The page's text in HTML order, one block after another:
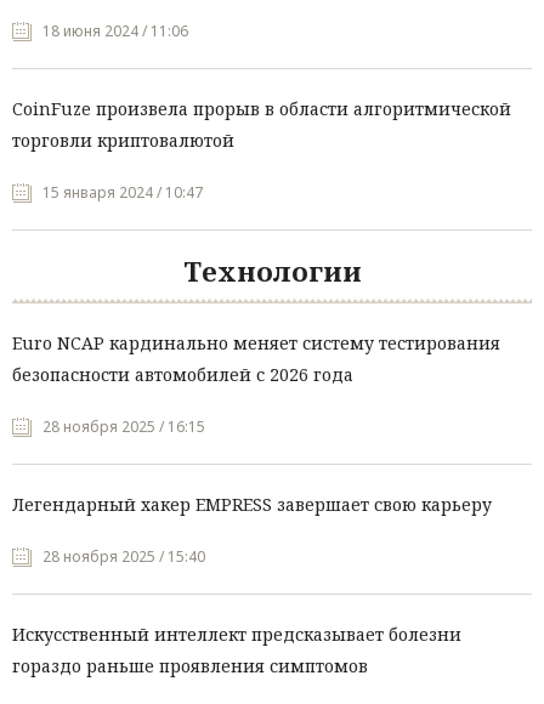
18 июня 2024 / 11:06
CoinFuze произвела прорыв в области алгоритмической
торговли криптовалютой
15 января 2024 / 10:47
Технологии
Euro NCAP кардинально меняет систему тестирования
безопасности автомобилей с 2026 года
28 ноября 2025 / 16:15
Легендарный хакер EMPRESS завершает свою карьеру
28 ноября 2025 / 15:40
Искусственный интеллект предсказывает болезни
гораздо раньше проявления симптомов